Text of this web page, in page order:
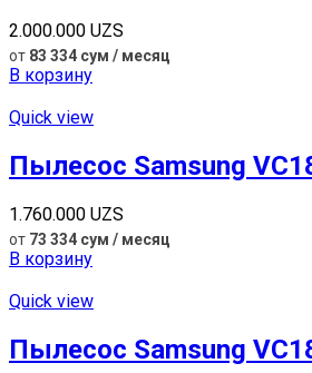
2.000.000 UZS
от 83 334 сум / месяц
В корзину
Quick view
Пылесос Samsung
1.760.000 UZS
от 73 334 сум / месяц
В корзину
Quick view
Пылесос Samsung